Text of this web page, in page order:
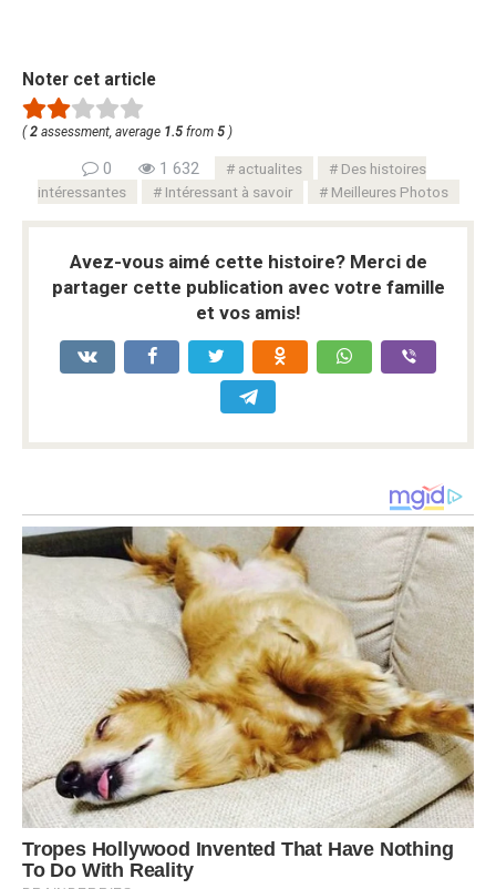
Noter cet article
(2 assessment, average 1.5 from 5 )
0 1 632 actualites
Des histoires
intéressantes
Intéressant à savoir Meilleures Photos
Avez-vous aimé cette histoire? Merci de
partager cette publication avec votre famille
et vos amis!